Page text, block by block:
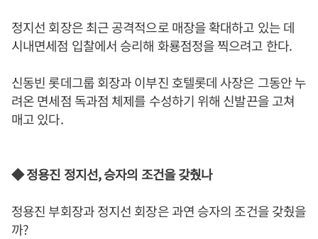
정지선 회장은 최근 공격적으로 매장을 확대하고 있는 데
시내면세점 입찰에서 승리해 화룡점정을 찍으려고 한다.
신동빈 롯데그룹 회장과 이부진 호텔롯데 사장은 그동안 누
려온 면세점 독과점 체제를 수성하기 위해 신발끈을 고쳐
매고 있다.
◆ 정용진 정지선, 승자의 조건을 갖췄나
정용진 부회장과 정지선 회장은 과연 승자의 조건을 갖췄을
까?